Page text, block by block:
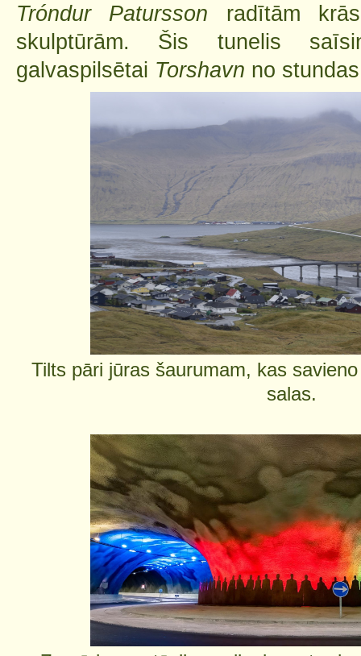
Tróndur Patursson radītām
skulptūrām. Šis tunelis
galvaspilsētai Torshavn no
Tilts pāri jūras šaurumam, kas
salas.